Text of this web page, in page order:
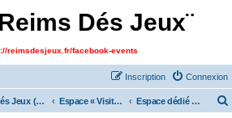
Dés Jeux¨
reimsdesjeux.fr/facebook-events
Connexion
Inscription
Reims Dés Jeux (Forum) Espace « Visiteurs » et inscrits au forum Espace dédié au « Festival Dés Jeux», organisé par l'association « Reims Dés Jeux » !!!